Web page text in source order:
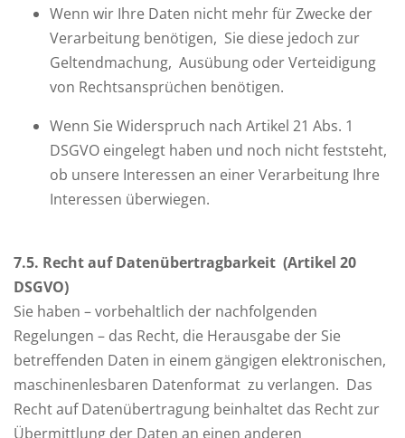
Wenn wir Ihre Daten nicht mehr für Zwecke der
Verarbeitung benötigen, Sie diese jedoch zur
Geltendmachung, Ausübung oder Verteidigung
von Rechtsansprüchen benötigen.
Wenn Sie Widerspruch nach Artikel 21 Abs. 1
DSGVO eingelegt haben und noch nicht feststeht,
ob unsere Interessen an einer Verarbeitung Ihre
Interessen überwiegen.
7.5. Recht auf Datenübertragbarkeit (Artikel 20
DSGVO)
Sie haben – vorbehaltlich der nachfolgenden
Regelungen – das Recht, die Herausgabe der Sie
betreffenden Daten in einem gängigen elektronischen,
maschinenlesbaren Datenformat zu verlangen. Das
Recht auf Datenübertragung beinhaltet das Recht zur
Übermittlung der Daten an einen anderen